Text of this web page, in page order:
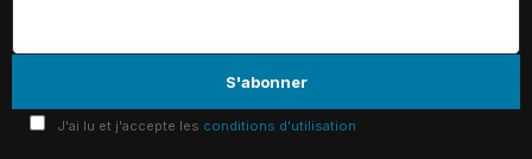
J'ai lu et j'accepte les conditions d'utilisation